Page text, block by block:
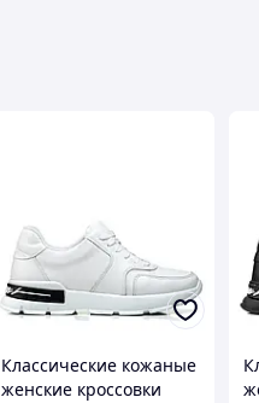
Классические кожаные
женские кроссовки